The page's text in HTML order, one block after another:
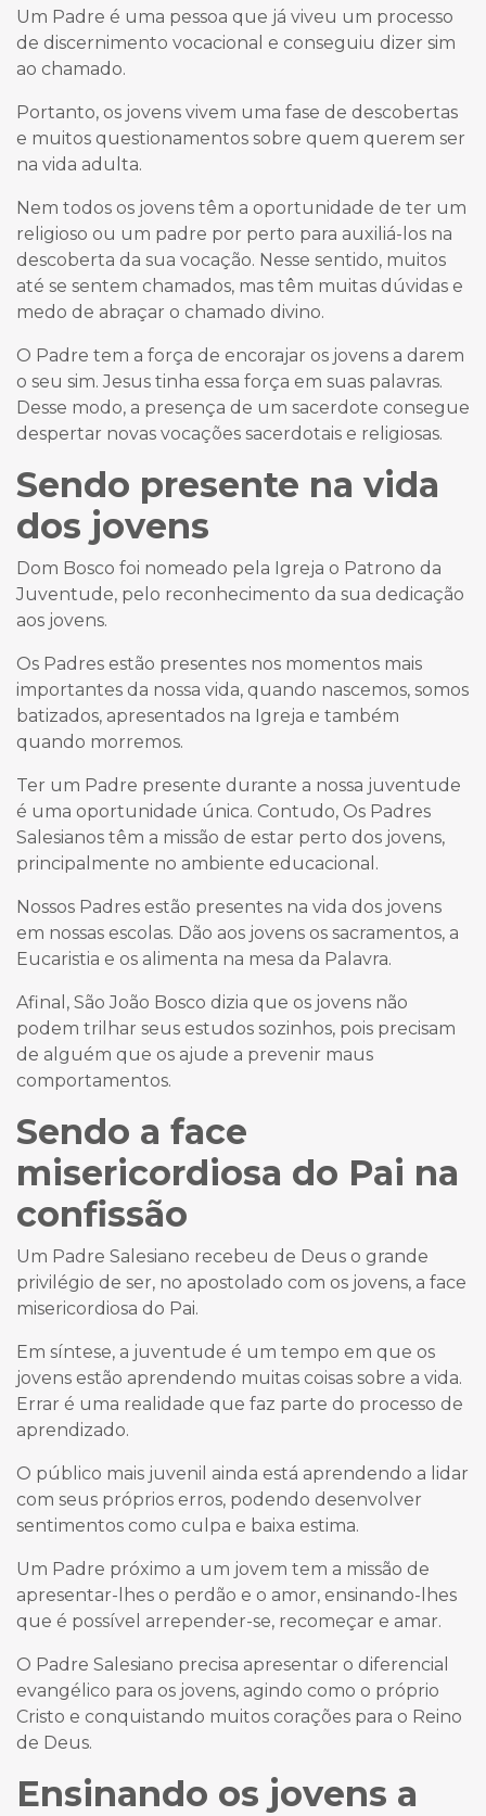
Um Padre é uma pessoa que já viveu um processo
de discernimento vocacional e conseguiu dizer sim
ao chamado.
Portanto, os jovens vivem uma fase de descobertas
e muitos questionamentos sobre quem querem ser
na vida adulta.
Nem todos os jovens têm a oportunidade de ter um
religioso ou um padre por perto para auxiliá-los na
descoberta da sua vocação. Nesse sentido, muitos
até se sentem chamados, mas têm muitas dúvidas e
medo de abraçar o chamado divino.
O Padre tem a força de encorajar os jovens a darem
o seu sim. Jesus tinha essa força em suas palavras.
Desse modo, a presença de um sacerdote consegue
despertar novas vocações sacerdotais e religiosas.
Sendo presente na vida
dos jovens
Dom Bosco foi nomeado pela Igreja o Patrono da
Juventude, pelo reconhecimento da sua dedicação
aos jovens.
Os Padres estão presentes nos momentos mais
importantes da nossa vida, quando nascemos, somos
batizados, apresentados na Igreja e também
quando morremos.
Ter um Padre presente durante a nossa juventude
é uma oportunidade única. Contudo, Os Padres
Salesianos têm a missão de estar perto dos jovens,
principalmente no ambiente educacional.
Nossos Padres estão presentes na vida dos jovens
em nossas escolas. Dão aos jovens os sacramentos, a
Eucaristia e os alimenta na mesa da Palavra.
Afinal, São João Bosco dizia que os jovens não
podem trilhar seus estudos sozinhos, pois precisam
de alguém que os ajude a prevenir maus
comportamentos.
Sendo a face
misericordiosa do Pai na
confissão
Um Padre Salesiano recebeu de Deus o grande
privilégio de ser, no apostolado com os jovens, a face
misericordiosa do Pai.
Em síntese, a juventude é um tempo em que os
jovens estão aprendendo muitas coisas sobre a vida.
Errar é uma realidade que faz parte do processo de
aprendizado.
O público mais juvenil ainda está aprendendo a lidar
com seus próprios erros, podendo desenvolver
sentimentos como culpa e baixa estima.
Um Padre próximo a um jovem tem a missão de
apresentar-lhes o perdão e o amor, ensinando-lhes
que é possível arrepender-se, recomeçar e amar.
O Padre Salesiano precisa apresentar o diferencial
evangélico para os jovens, agindo como o próprio
Cristo e conquistando muitos corações para o Reino
de Deus.
Ensinando os jovens a